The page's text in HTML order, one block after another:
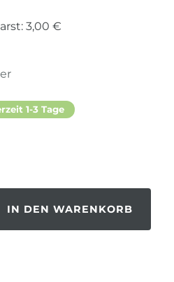
3,00 €
1-3 Tage
IN DEN WARENKORB